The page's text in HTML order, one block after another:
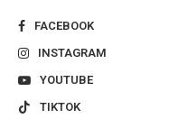
FACEBOOK
INSTAGRAM
YOUTUBE
TIKTOK